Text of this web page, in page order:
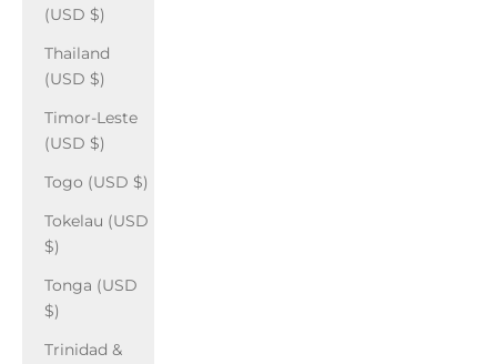
(USD $)
Thailand
(USD $)
Timor-Leste
(USD $)
Togo (USD $)
Tokelau (USD
$)
Tonga (USD
$)
Trinidad &